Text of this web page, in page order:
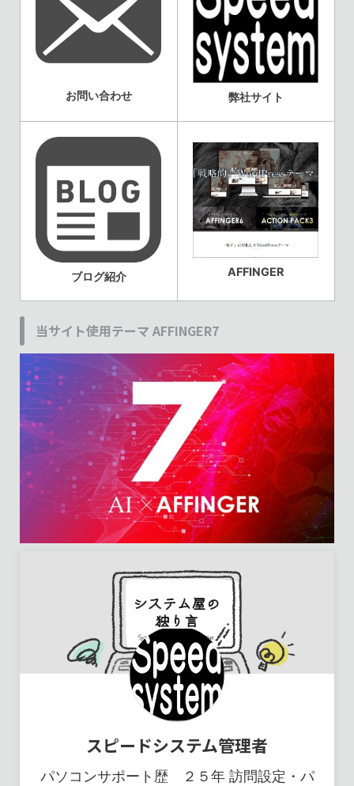
お問い合わせ 弊社サイト
ブログ紹介 AFFINGER
当サイト使用テーマ AFFINGER7
スピードシステム管理者
パソコンサポート歴 ２５年 訪問設定・パ